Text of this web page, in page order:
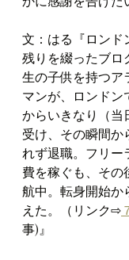
文：はる『ロンド
残りを綴ったブロ
生の子供を持つア
マンが、ロンドン
からいきなり（当
受け、その瞬間か
れず退職。フリー
費を稼ぐも、その
航中。転身開始か
えた。（リンク⇨
事)』